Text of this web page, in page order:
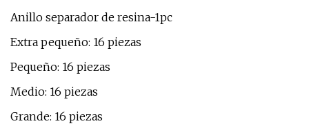
Anillo separador de resina-1pc
Extra pequeño: 16 piezas
Pequeño: 16 piezas
Medio: 16 piezas
Grande: 16 piezas